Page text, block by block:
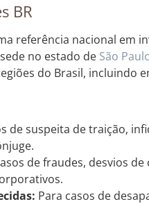
BR
referência nacional em
no estado de São
do Brasil, incluindo
de suspeita de traição,
de fraudes, desvios
Para casos de